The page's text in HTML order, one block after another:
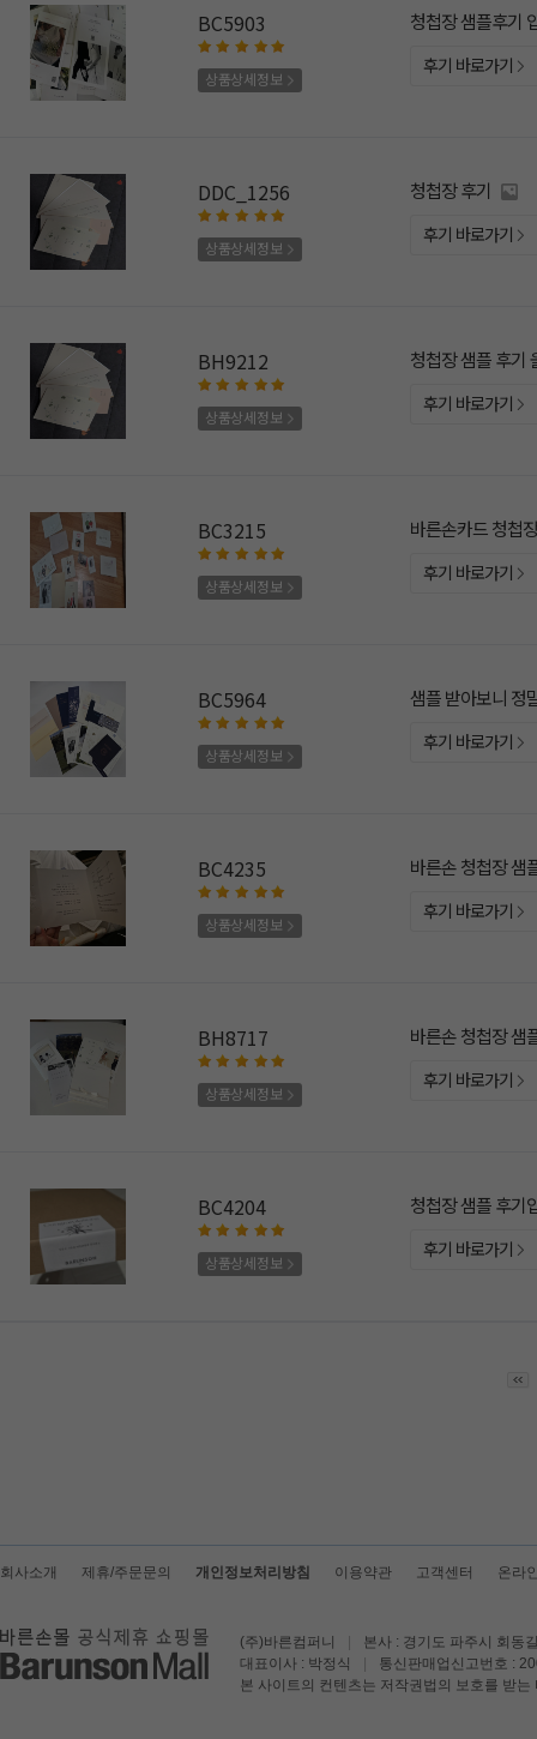
BC5903
상품상세정보
청첩장 샘플후기
후기 바로가기
DDC_1256
상품상세정보
청첩장 후기
후기 바로가기
BH9212
상품상세정보
청첩장 샘플 후기
후기 바로가기
BC3215
상품상세정보
바른손카드 청첩
후기 바로가기
BC5964
상품상세정보
샘플 받아보니 정
후기 바로가기
BC4235
상품상세정보
바른손 청첩장 샘
후기 바로가기
BH8717
상품상세정보
바른손 청첩장 샘
후기 바로가기
BC4204
상품상세정보
청첩장 샘플 후기
후기 바로가기
회사소개 제휴/주문문의 개인정보처리방침 이용약관 고객센터 온라
(주)바른컴퍼니
본사 : 경기도 파주시 회동
대표이사 : 박정식
통신판매업신고번호 :
본 사이트의 컨텐츠는 저작권법의 보호를 받